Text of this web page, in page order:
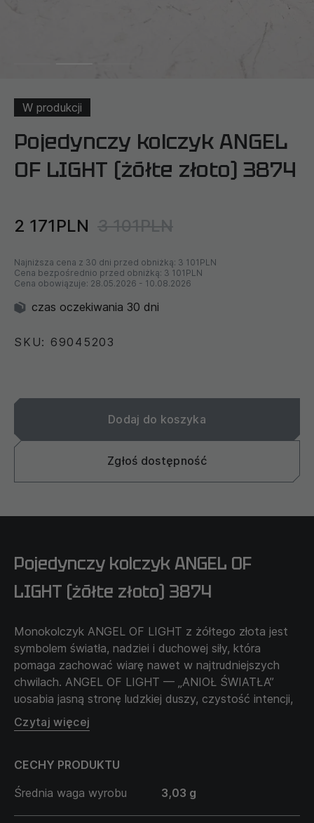
W produkcji
Pojedynczy kolczyk ANGEL
OF LIGHT (żółte złoto) 3874
2 171PLN 3 101PLN
Najniższa cena z 30 dni przed obniżką: 3 101PLN
Cena bezpośrednio przed obniżką: 3 101PLN
Cena obowiązuje: 28.05.2026 - 10.08.2026
czas oczekiwania 30 dni
SKU: 69045203
Dodaj do koszyka
Zgłoś dostępność
Pojedynczy kolczyk ANGEL OF
LIGHT (żółte złoto) 3874
Monokolczyk ANGEL OF LIGHT z żółtego złota jest
symbolem światła, nadziei i duchowej siły, która
pomaga zachować wiarę nawet w najtrudniejszych
chwilach. ANGEL OF LIGHT — „ANIOŁ ŚWIATŁA”
uosabia jasną stronę ludzkiej duszy, czystość intencji,
dobro i wewnętrzną harmonię. Anielskie skrzydła
obecne w designie symbolizują wolność, niebiańską
trudności przy jednoczesnym zachowaniu własnego
wewnętrznego światła.
Żółte złoto podkreśla ciepło tego wizerunku i jego
szczególne symboliczne znaczenie. Monokolczyk
Czytaj więcej
CECHY PRODUKTU
Średnia waga wyrobu
3,03 g